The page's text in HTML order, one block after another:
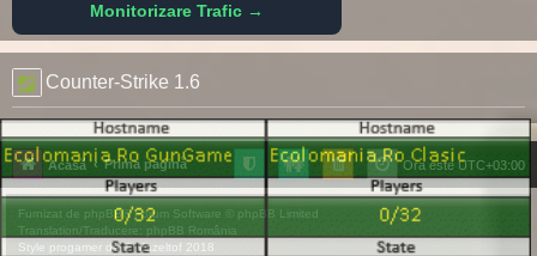
Monitorizare Trafic →
Counter-Strike 1.6
Acasă Prima pagină Ora este UTC+03:00
Furnizat de phpBB® Forum Software © phpBB Limited
Translation/Traducere: phpBB România
Style progamer de ©Mazeltof 2018